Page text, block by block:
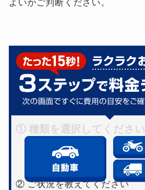
よいかご判断ください。
① 種類を選択してください
② ご状況を教えてください